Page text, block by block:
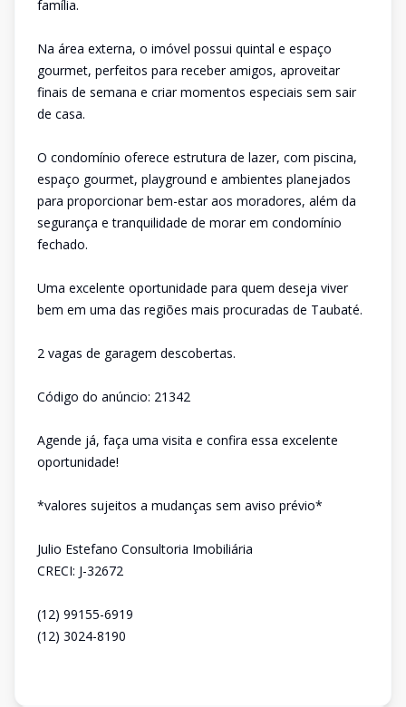
família.
Na área externa, o imóvel possui quintal e espaço
gourmet, perfeitos para receber amigos, aproveitar
finais de semana e criar momentos especiais sem sair
de casa.
O condomínio oferece estrutura de lazer, com piscina,
espaço gourmet, playground e ambientes planejados
para proporcionar bem-estar aos moradores, além da
segurança e tranquilidade de morar em condomínio
fechado.
Uma excelente oportunidade para quem deseja viver
bem em uma das regiões mais procuradas de Taubaté.
2 vagas de garagem descobertas.
Código do anúncio: 21342
Agende já, faça uma visita e confira essa excelente
oportunidade!
*valores sujeitos a mudanças sem aviso prévio*
Julio Estefano Consultoria Imobiliária
CRECI: J-32672
(12) 99155-6919
(12) 3024-8190